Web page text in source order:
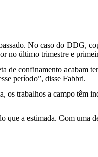
No caso do DDG,
no último trimestre e
de confinamento acabam
período”, disse Fabbri.
trabalhos a campo têm
que a estimada. Com